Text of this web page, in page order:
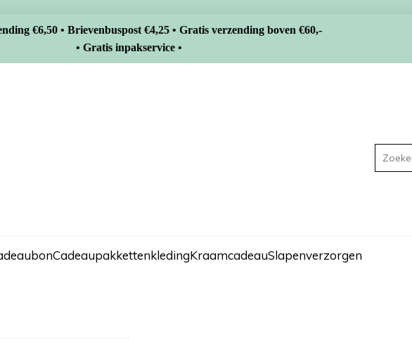
€6,50 • Brievenbuspost €4,25 • Gratis verzending boven €60,-
• Gratis inpakservice •
Zoeken
CadeaupakkettenkledingKraamcadeauSlapenverzorgen